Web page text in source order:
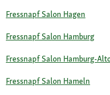
Fressnapf Salon Hagen
Fressnapf Salon Hamburg
Fressnapf Salon Hamburg-
Fressnapf Salon Hameln